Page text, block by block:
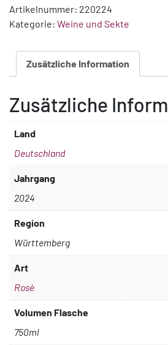
trocken
Menge
Artikelnummer: 220224
Kategorie: Weine und Sekte
Zusätzliche Information
Zusätzliche
Land
Deutschland
Jahrgang
2024
Region
Württemberg
Art
Rosè
Volumen Flasche
750ml